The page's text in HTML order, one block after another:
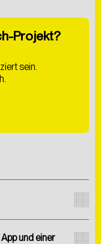
Projekt?
sein.
und einer